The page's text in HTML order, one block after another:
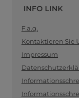
INFO LINK
F.a.q.
Kontaktieren Sie
Impressum